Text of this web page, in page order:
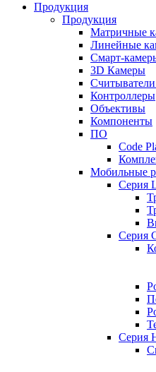
Продукция
Продукция
Матричные
Линейные
Смарт-
3D Камеры
Считыватели
Контроллеры
Объективы
Компоненты
ПО
Code
Мобильные
Серия
Серия
Серия